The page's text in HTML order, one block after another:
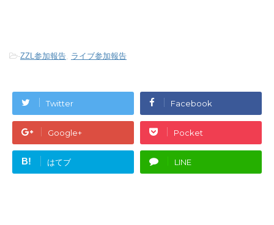
-ZZL参加報告, ライブ参加報告
Twitter Facebook
Google+ Pocket
B! はてブ LINE